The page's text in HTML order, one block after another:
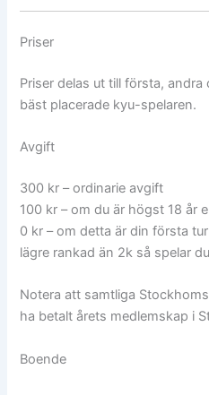
Priser
Priser delas ut till första,
bäst placerade kyu-spelaren.
Avgift
300 kr – ordinarie avgift
100 kr – om du är högst 18 år
0 kr – om detta är din första
lägre rankad än 2k så spelar
Notera att samtliga
ha betalt årets medlemskap i
Boende